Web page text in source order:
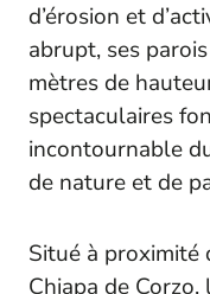
d’érosion et
abrupt, ses
mètres de
spectaculaires
incontournable
de nature et de
Situé à proximité
Chiapa de Corzo,